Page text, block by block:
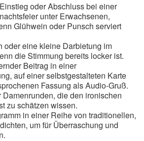
oder Abschluss bei einer
unter Erwachsenen,
Glühwein oder Punsch serviert
oder eine kleine Darbietung im
die Stimmung bereits locker ist.
Beitrag in einer
auf einer selbstgestalteten Karte
Fassung als Audio-Gruß.
Damenrunden, die den ironischen
zu schätzen wissen.
in einer Reihe von traditionellen,
um für Überraschung und